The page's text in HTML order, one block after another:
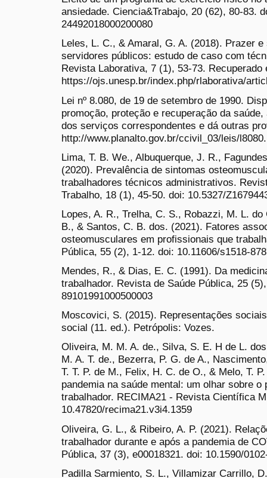
ansiedade. Ciencia&Trabajo, 20 (62), 80-83.
24492018000200080
Leles, L. C., & Amaral, G. A. (2018). Prazer
servidores públicos: estudo de caso com
Revista Laborativa, 7 (1), 53-73. Recuperado
https://ojs.unesp.br/index.php/rlaborativa/
Lei nº 8.080, de 19 de setembro de 1990.
promoção, proteção e recuperação da
dos serviços correspondentes e dá outras
http://www.planalto.gov.br/ccivil_03/leis/
Lima, T. B. We., Albuquerque, J. R.,
(2020). Prevalência de sintomas
trabalhadores técnicos administrativos.
Trabalho, 18 (1), 45-50. doi: 10.5327/
Lopes, A. R., Trelha, C. S., Robazzi, M. L.
B., & Santos, C. B. dos. (2021). Fatores
osteomusculares em profissionais que
Pública, 55 (2), 1-12. doi: 10.11606/s1518-
Mendes, R., & Dias, E. C. (1991). Da
trabalhador. Revista de Saúde Pública, 25
89101991000500003
Moscovici, S. (2015). Representações
social (11. ed.). Petrópolis: Vozes.
Oliveira, M. M. A. de., Silva, S. E. H de L.
M. A. T. de., Bezerra, P. G. de A.,
T. T. P. de M., Felix, H. C. de O., & Melo, T.
pandemia na saúde mental: um olhar sobre
trabalhador. RECIMA21 - Revista Científica
10.47820/recima21.v3i4.1359
Oliveira, G. L., & Ribeiro, A. P. (2021).
trabalhador durante e após a pandemia de
Pública, 37 (3), e00018321. doi: 10.1590/
Padilla Sarmiento, S. L., Villamizar Carrillo,